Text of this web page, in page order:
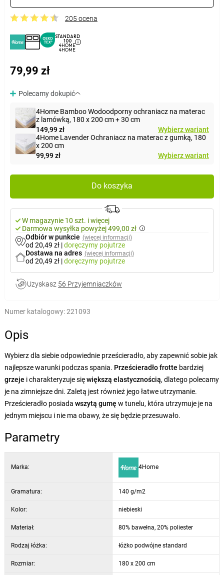
205 ocena
STANDARD
100
4HOME
4HOME
79,99 zł
Polecamy dokupić
4Home Bamboo Wodoodporny ochraniacz na materac
z lamówką, 180 x 200 cm + 30 cm
149,99 zł
Wybierz wariant
4Home Lavender Ochraniacz na materac z gumką, 180
x 200 cm
99,99 zł
Wybierz wariant
Do koszyka
W magazynie 10 szt. i więcej
Darmowa wysyłka powyżej 499,00 zł
Odbiór w punkcie (więcej informacji)
od 20,49 zł |doręczymy pojutrze
Dostawa na adres (więcej informacji)
od 20,49 zł |doręczymy pojutrze
Uzyskasz 56 Przyjemniaczków
Numer katalogowy:221093
Opis
Wybierz dla siebie odpowiednie prześcieradło, aby zapewnić sobie jak
najlepsze warunki podczas spania. Prześcieradło frotte bardziej
grzeje i charakteryzuje sięwiększą elastycznością, dlatego polecamy
je na zimniejsze dni. Zaletą jest również jego łatwe utrzymanie.
Prześcieradło posiada wszytą gumę w tunelu, która utrzymuje je na
jednym miejscu i nie ma obawy, że się będzie przesuwało.
Parametry
Marka: 4Home
Gramatura: 140 g/m2
Kolor: niebieski
Materiał: 80% bawełna, 20% poliester
Rodzaj łóżka: łóżko podwójne standard
Rozmiar: 180 x 200 cm